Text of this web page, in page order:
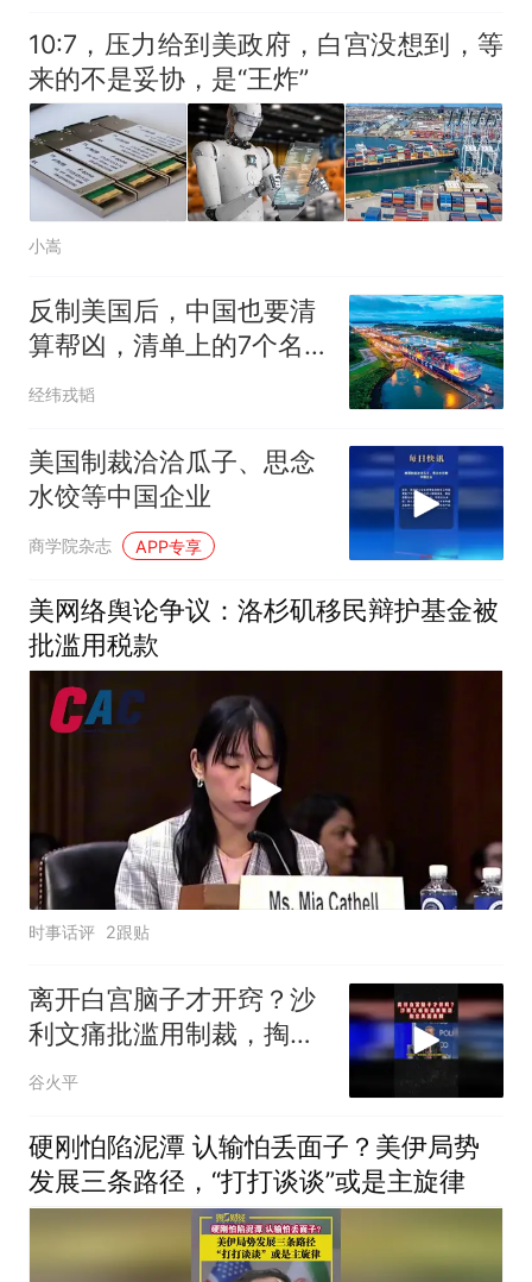
10:7，压力给到美政府，白宫没想到，等
来的不是妥协，是“王炸”
小嵩
反制美国后，中国也要清
算帮凶，清单上的7个名
字，一个都跑不掉
经纬戎韬
美国制裁洽洽瓜子、思念
水饺等中国企业
商学院杂志 APP专享
美网络舆论争议：洛杉矶移民辩护基金被
批滥用税款
时事话评 2跟贴
离开白宫脑子才开窍？沙
利文痛批滥用制裁，掏空
美国底牌02
谷火平
硬刚怕陷泥潭 认输怕丢面子？美伊局势
发展三条路径，“打打谈谈”或是主旋律